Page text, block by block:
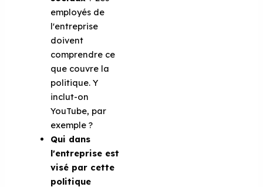
employés de
l'entreprise
doivent
comprendre ce
que couvre la
politique. Y
inclut-on
YouTube, par
exemple ?
Qui dans
l'entreprise est
visé par cette
politique